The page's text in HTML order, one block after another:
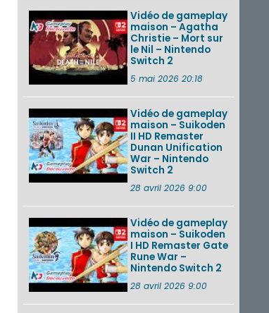
Vidéo de gameplay
maison – Agatha
Christie – Mort sur
le Nil – Nintendo
Switch 2
5 mai 2026 20:18
Vidéo de gameplay
maison – Suikoden
II HD Remaster
Dunan Unification
War – Nintendo
Switch 2
28 avril 2026 9:00
Vidéo de gameplay
maison – Suikoden
I HD Remaster Gate
Rune War –
Nintendo Switch 2
28 avril 2026 9:00